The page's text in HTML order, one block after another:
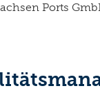
Ports